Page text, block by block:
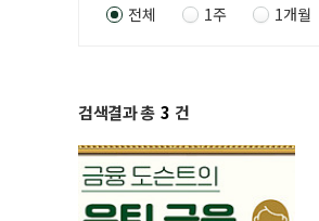
전체 1주 1개월
검색결과 총 3 건